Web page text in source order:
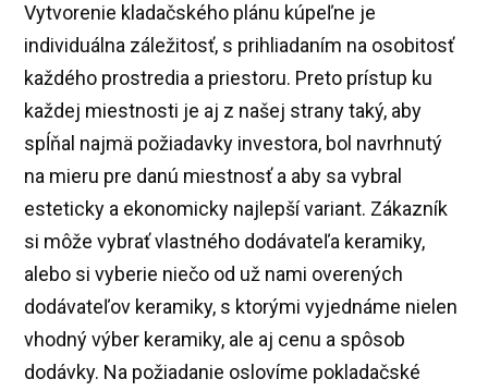
Vytvorenie kladačského plánu kúpeľne je
individuálna záležitosť, s prihliadaním na osobitosť
každého prostredia a priestoru. Preto prístup ku
každej miestnosti je aj z našej strany taký, aby
spĺňal najmä požiadavky investora, bol navrhnutý
na mieru pre danú miestnosť a aby sa vybral
esteticky a ekonomicky najlepší variant. Zákazník
si môže vybrať vlastného dodávateľa keramiky,
alebo si vyberie niečo od už nami overených
dodávateľov keramiky, s ktorými vyjednáme nielen
vhodný výber keramiky, ale aj cenu a spôsob
dodávky. Na požiadanie oslovíme pokladačské